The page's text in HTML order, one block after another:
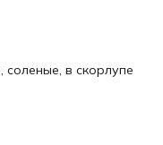
в скорлупе